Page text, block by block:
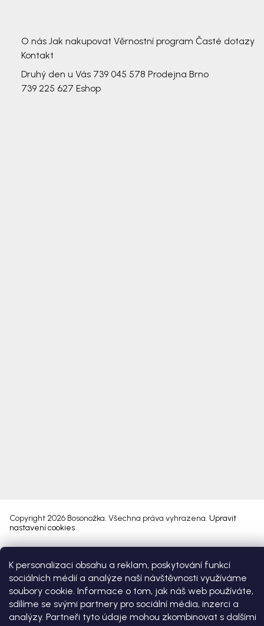
K personalizaci obsahu a reklam, poskytování funkcí
sociálních médií a analýze naší návštěvnosti využíváme
soubory cookie. Informace o tom, jak náš web používáte,
sdílíme se svými partnery pro sociální média, inzerci a
analýzy. Partneři tyto údaje mohou zkombinovat s dalšími
O nás Jak nakupovat Věrnostní program Časté dotazy
Kontakt
Druhý den u Vás 739 045 578 Prodejna Brno
739 225 627 Eshop
Copyright 2026 Bosonožka. Všechna práva vyhrazena. Upravit
nastavení cookies